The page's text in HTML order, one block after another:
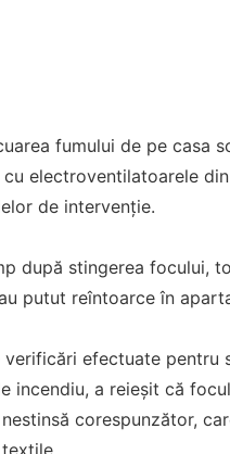
fumului de pe casa
electroventilatoarele
de intervenţie.
după stingerea focului,
putut reîntoarce în
verificări efectuate pentru
incendiu, a reieşit că
corespunzător,